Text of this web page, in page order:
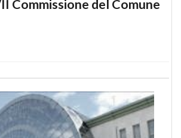
Commissione del Comune